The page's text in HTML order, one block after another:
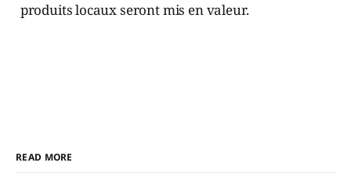
produits locaux seront mis en valeur.
READ MORE